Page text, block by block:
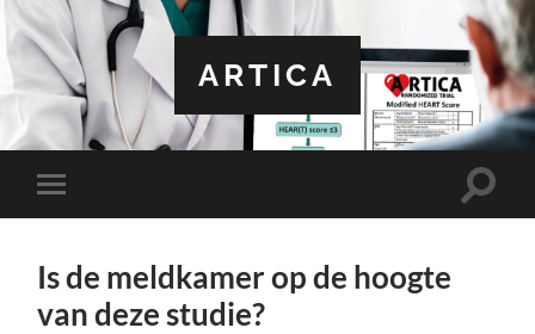
ARTICA
Toggle
mobiel
Toggle
Is de meldkamer op de hoogte
van deze studie?